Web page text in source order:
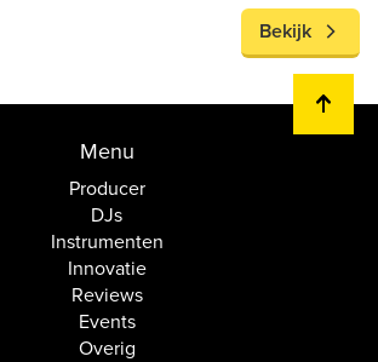
Bekijk
Menu
Producer
DJs
Instrumenten
Innovatie
Reviews
Events
Overig